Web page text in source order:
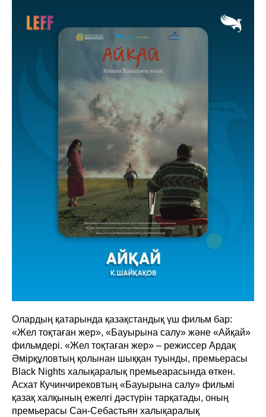
Олардың қатарында қазақстандық үш фильм бар:
«Жел тоқтаған жер», «Бауырына салу» және «Айқай»
фильмдері. «Жел тоқтаған жер» – режиссер Ардақ
Әмірқұловтың қолынан шыққан туынды, премьерасы
Black Nights халықаралық премьеарасында өткен.
Асхат Кучинчирековтың «Бауырына салу» фильмі
қазақ халқының ежелгі дәстүрін тарқатады, оның
премьерасы Сан-Себастьян халықаралық